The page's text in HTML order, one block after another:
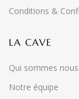
Conditions &
LA CAVE
Qui sommes
Notre équipe